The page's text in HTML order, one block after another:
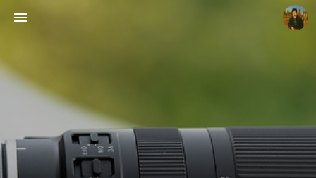
빛으로 쓴 편지
mistyfriday